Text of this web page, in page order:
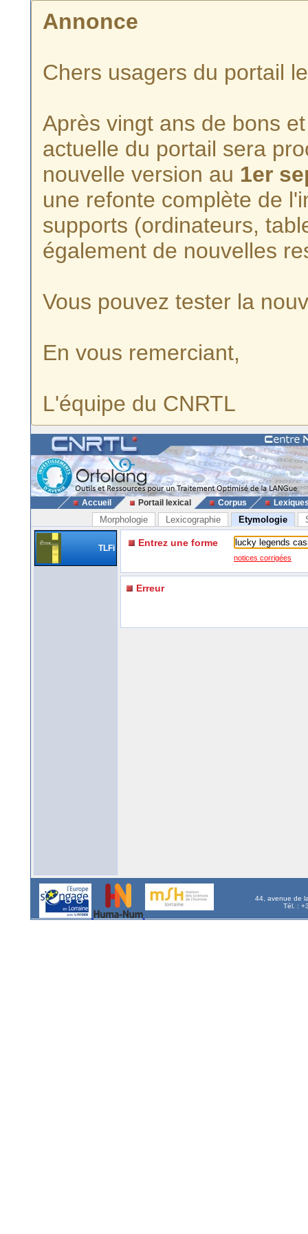
Annonce
Chers usagers du portail
Après vingt ans de bons
actuelle du portail sera
nouvelle version au 1er
une refonte complète de
supports (ordinateurs,
également de nouvelles
Vous pouvez tester la
En vous remerciant,
L'équipe du CNRTL
Accueil Portail lexical Corpus
Morphologie Lexicographie Etymologie
TLFi Entrez une forme
notices corrigées
Erreur
44, avenue de
Tél. :